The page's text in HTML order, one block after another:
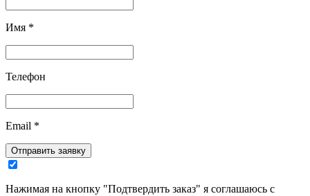
Имя *
Телефон
Email *
Отправить заявку
Нажимая на кнопку "Подтвердить заказ" я соглашаюсь с